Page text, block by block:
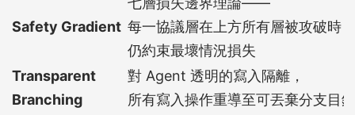
Safety Gradient 每一協議層在上方所有層被攻破時，
仍約束最壞情況損失
Transparent
Branching
對 Agent 透明的寫入隔離，
所有寫入操作重導至可丟棄分支目錄